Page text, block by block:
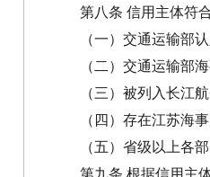
第八条 信用主体符
（一）交通运输部
（二）交通运输部
（三）被列入长江
（四）存在江苏海
（五）省级以上各